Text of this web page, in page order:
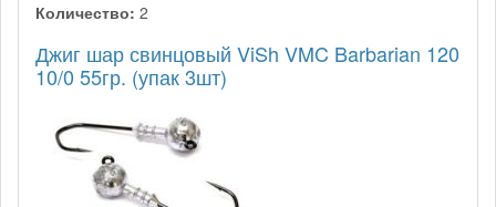
Количество: 2
Джиг шар свинцовый ViSh VMC Barbarian 120
10/0 55гр. (упак 3шт)